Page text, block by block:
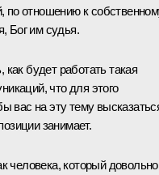
по отношению к
Бог им судья.
будет работать такая
что для этого
вас на эту тему
занимает.
человека, который довольно